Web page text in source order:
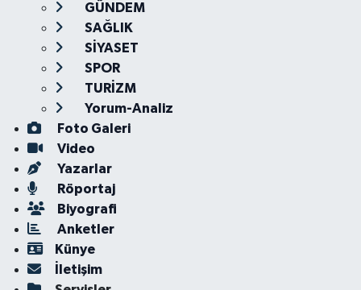
GÜNDEM
SAĞLIK
SİYASET
SPOR
TURİZM
Yorum-Analiz
Foto Galeri
Video
Yazarlar
Röportaj
Biyografi
Anketler
Künye
İletişim